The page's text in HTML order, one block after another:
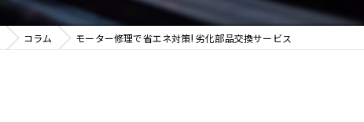
販売
コラム モーター修理で省エネ対策! 劣化部品交換サービス